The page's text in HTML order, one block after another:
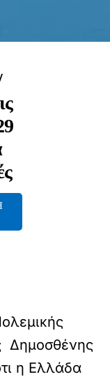
Δημοσθένης
η Ελλάδα